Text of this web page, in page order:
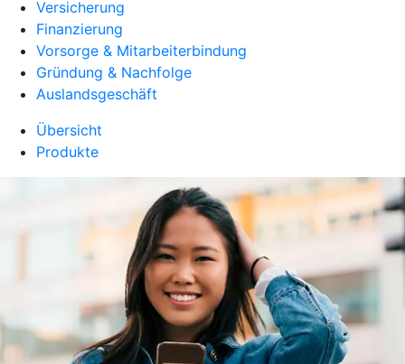
Versicherung
Finanzierung
Vorsorge & Mitarbeiterbindung
Gründung & Nachfolge
Auslandsgeschäft
Übersicht
Produkte